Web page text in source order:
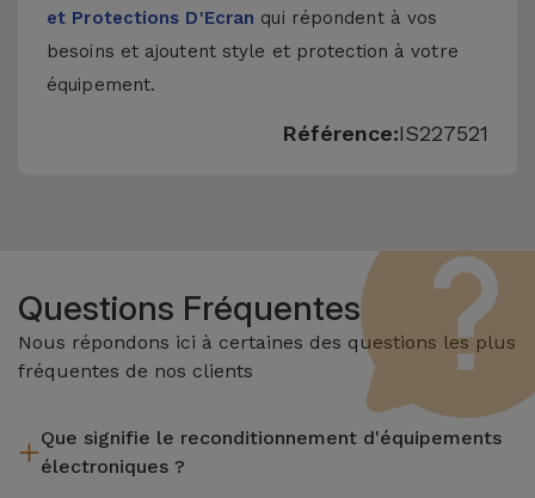
et Protections D'Ecran qui répondent à vos
besoins et ajoutent style et protection à votre
équipement.
Référence:IS227521
Questions Fréquentes
Nous répondons ici à certaines des questions les plus
fréquentes de nos clients
Que signifie le reconditionnement d'équipements
électroniques ?